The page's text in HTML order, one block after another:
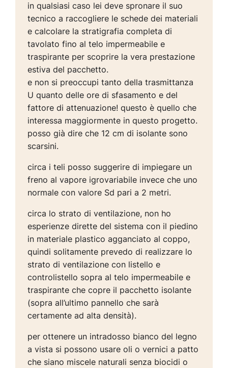
in qualsiasi caso lei deve spronare il suo
tecnico a raccogliere le schede dei materiali
e calcolare la stratigrafia completa di
tavolato fino al telo impermeabile e
traspirante per scoprire la vera prestazione
estiva del pacchetto.
e non si preoccupi tanto della trasmittanza
U quanto delle ore di sfasamento e del
fattore di attenuazione! questo è quello che
interessa maggiormente in questo progetto.
posso già dire che 12 cm di isolante sono
scarsini.
circa i teli posso suggerire di impiegare un
freno al vapore igrovariabile invece che uno
normale con valore Sd pari a 2 metri.
circa lo strato di ventilazione, non ho
esperienze dirette del sistema con il piedino
in materiale plastico agganciato al coppo,
quindi solitamente prevedo di realizzare lo
strato di ventilazione con listello e
controlistello sopra al telo impermeabile e
traspirante che copre il pacchetto isolante
(sopra all’ultimo pannello che sarà
certamente ad alta densità).
per ottenere un intradosso bianco del legno
a vista si possono usare oli o vernici a patto
che siano miscele naturali senza biocidi o